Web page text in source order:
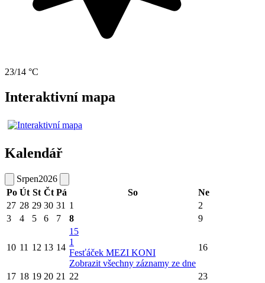
23/14 °C
Interaktivní mapa
Kalendář
Srpen2026
Po Út St Čt Pá So
Ne
27 28 29 30 31 1
2
3
4 5 6 7 8 9
10 11 12 13 14
15
1
Fesťáček MEZI KONI
Zobrazit všechny záznamy ze dne
16
17 18 19 20 21 22 23